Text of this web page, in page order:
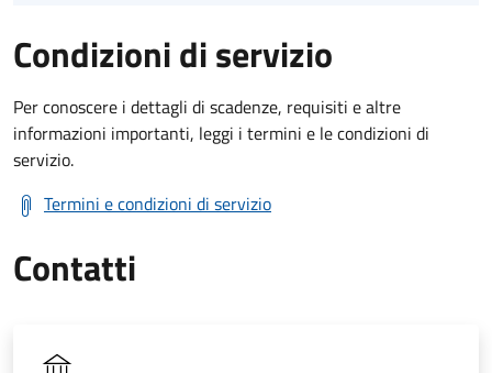
Condizioni di servizio
Per conoscere i dettagli di scadenze, requisiti e altre
informazioni importanti, leggi i termini e le condizioni di
servizio.
Termini e condizioni di servizio
Contatti